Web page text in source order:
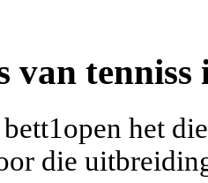
van
het
die